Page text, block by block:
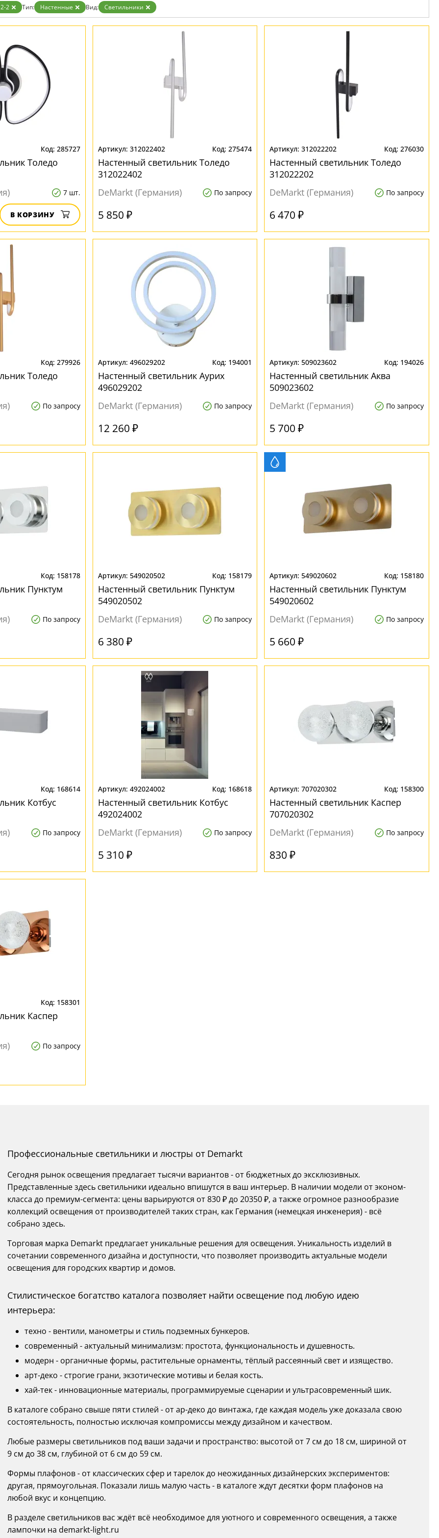
Бронза
Золото
Прозрачные
2-2 Тип: Настенные Вид: Светильники
285727
Толедо
7 шт.
В КОРЗИНУ
312022402 275474
Настенный светильник Толедо
312022402
DeMarkt (Германия)
По запросу
5 850 ₽
312022202 276030
Настенный светильник Толедо
312022202
DeMarkt (Германия)
По запросу
6 470 ₽
279926
Толедо
По запросу
496029202 194001
Настенный светильник Аурих
496029202
DeMarkt (Германия)
По запросу
12 260 ₽
509023602 194026
Настенный светильник Аква
509023602
DeMarkt (Германия)
По запросу
5 700 ₽
158178
Пунктум
По запросу
549020502 158179
Настенный светильник Пунктум
549020502
DeMarkt (Германия)
По запросу
6 380 ₽
549020602 158180
Настенный светильник Пунктум
549020602
DeMarkt (Германия)
По запросу
5 660 ₽
168614
Котбус
По запросу
492024002 168618
Настенный светильник Котбус
492024002
DeMarkt (Германия)
По запросу
5 310 ₽
707020302 158300
Настенный светильник Каспер
707020302
DeMarkt (Германия)
По запросу
830 ₽
158301
Каспер
По запросу
Профессиональные светильники и люстры от Demarkt
Сегодня рынок освещения предлагает тысячи вариантов - от бюджетных до эксклюзивных.
Представленные здесь светильники идеально впишутся в ваш интерьер. В наличии модели от эконом-
класса до премиум-сегмента: цены варьируются от 830 ₽ до 20350 ₽, а также огромное разнообразие
коллекций освещения от производителей таких стран, как Германия (немецкая инженерия) - всё
собрано здесь.
Торговая марка Demarkt предлагает уникальные решения для освещения. Уникальность изделий в
сочетании современного дизайна и доступности, что позволяет производить актуальные модели
освещения для городских квартир и домов.
Стилистическое богатство каталога позволяет найти освещение под любую идею
интерьера:
техно - вентили, манометры и стиль подземных бункеров.
современный - актуальный минимализм: простота, функциональность и душевность.
модерн - органичные формы, растительные орнаменты, тёплый рассеянный свет и изящество.
арт-деко - строгие грани, экзотические мотивы и белая кость.
хай-тек - инновационные материалы, программируемые сценарии и ультрасовременный шик.
В каталоге собрано свыше пяти стилей - от ар-деко до винтажа, где каждая модель уже доказала свою
состоятельность, полностью исключая компромиссы между дизайном и качеством.
Любые размеры светильников под ваши задачи и пространство: высотой от 7 см до 18 см, шириной от
9 см до 38 см, глубиной от 6 см до 59 см.
Формы плафонов - от классических сфер и тарелок до неожиданных дизайнерских экспериментов:
другая, прямоугольная. Показали лишь малую часть - в каталоге ждут десятки форм плафонов на
любой вкус и концепцию.
В разделе светильников вас ждёт всё необходимое для уютного и современного освещения, а также
лампочки на demarkt-light.ru